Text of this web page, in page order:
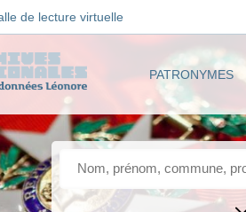
de lecture virtuelle
PATRONYMES